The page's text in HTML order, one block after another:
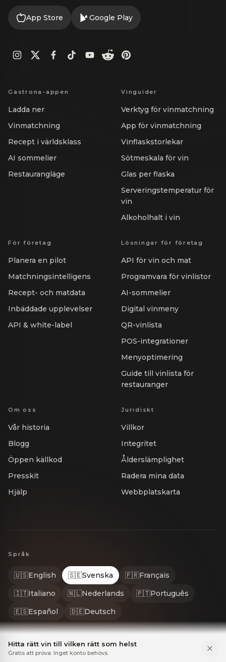
App Store Google Play
Gastrona-appen
Ladda ner
Vinmatchning
Recept i världsklass
AI sommelier
Restaurangläge
Vinguider
Verktyg för vinmatchning
App för vinmatchning
Vinflaskstorlekar
Sötmeskala för vin
Glas per flaska
Serveringstemperatur för
vin
Alkoholhalt i vin
För företag
Planera en pilot
Matchningsintelligens
Recept- och matdata
Inbäddade upplevelser
API & white-label
Lösningar för företag
API för vin och mat
Programvara för vinlistor
AI-sommelier
Digital vinmeny
QR-vinlista
POS-integrationer
Menyoptimering
Guide till vinlista för
restauranger
Om oss
Vår historia
Blogg
Öppen källkod
Presskit
Hjälp
Juridiskt
Villkor
Integritet
Ålderslämplighet
Radera mina data
Webbplatskarta
Språk
🇺🇸English 🇸🇪Svenska 🇫🇷Français
🇮🇹Italiano 🇳🇱Nederlands 🇵🇹Português
🇪🇸Español 🇩🇪Deutsch
Hitta rätt vin till vilken rätt som helst
Gratis att prova. Inget konto behövs.